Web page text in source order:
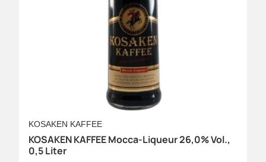
KOSAKEN KAFFEE
KOSAKEN KAFFEE Mocca-Liqueur 26,0% Vol.,
0,5 Liter